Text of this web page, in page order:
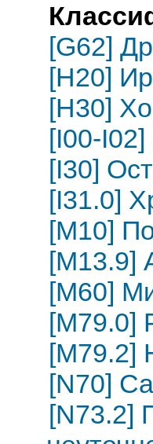
[G62]
[H20]
[H30]
[I00-
[I30]
[I31.0]
[M10]
[M13.9]
[M60]
[M79.0]
[M79.2]
[N70]
[N73.2]